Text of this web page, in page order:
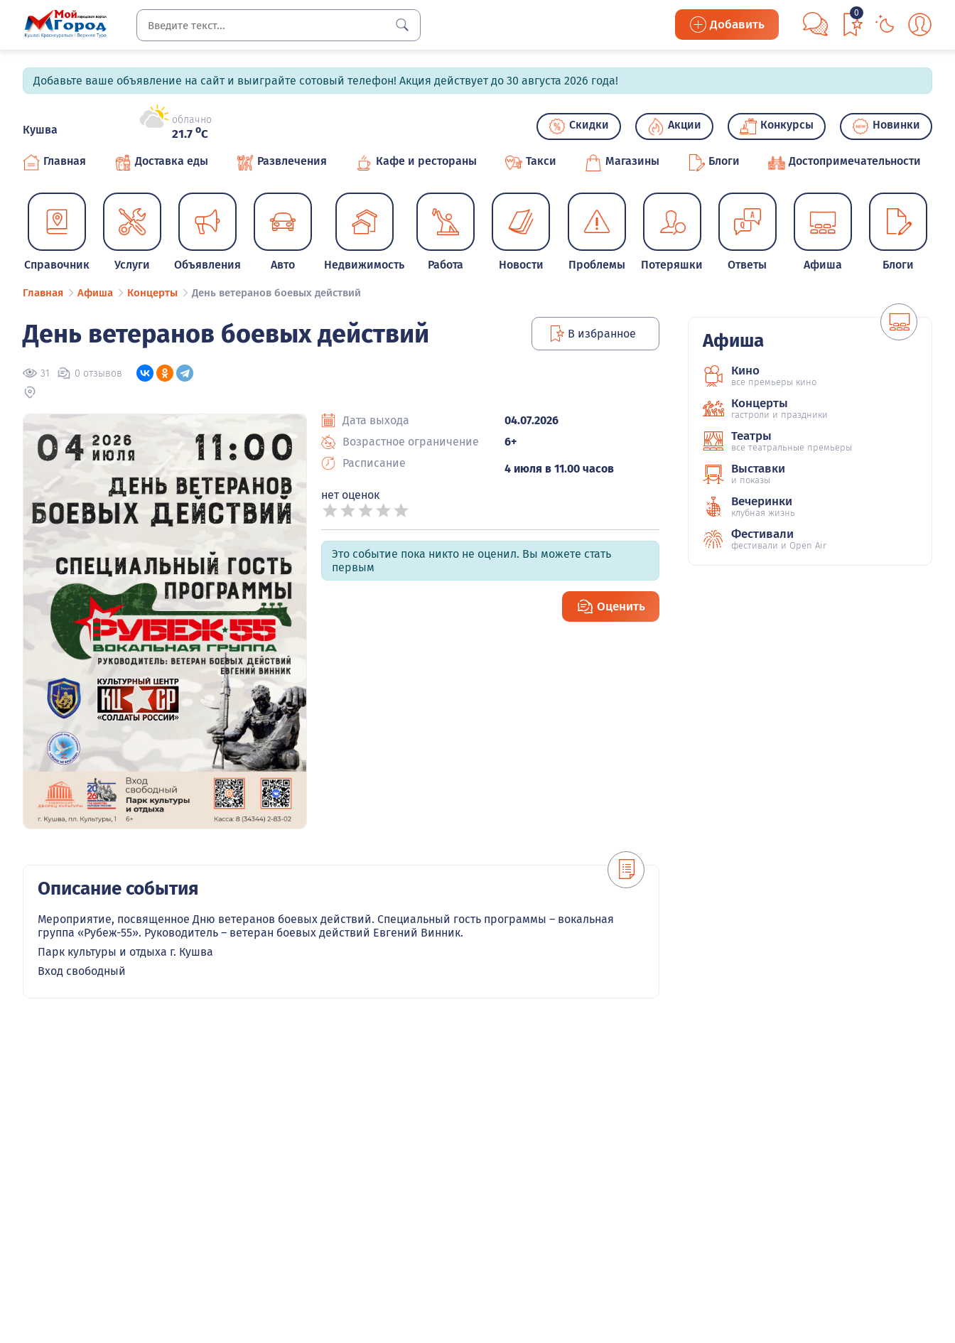
Добавить
0
Добавьте ваше объявление на сайт и выиграйте сотовый телефон! Акция действует до 30 августа 2026 года!
Кушва
облачно
21.7 oC
Скидки Акции Конкурсы Новинки
Главная Доставка еды Развлечения Кафе и рестораны Такси Магазины Блоги Достопримечательности
Справочник Услуги Объявления Авто Недвижимость Работа Новости Проблемы Потеряшки Ответы Афиша Блоги
Главная Афиша Концерты День ветеранов боевых действий
День ветеранов боевых действий В избранное
31 0 отзывов
Дата выхода
04.07.2026
Возрастное ограничение
6+
Расписание
4 июля в 11.00 часов
нет оценок
Это событие пока никто не оценил. Вы можете стать
первым
Оценить
Описание события
Мероприятие, посвященное Дню ветеранов боевых действий. Специальный гость программы – вокальная
группа «Рубеж-55». Руководитель – ветеран боевых действий Евгений Винник.
Парк культуры и отдыха г. Кушва
Вход свободный
Афиша
Кино
все премьеры кино
Концерты
гастроли и праздники
Театры
все театральные премьеры
Выставки
и показы
Вечеринки
клубная жизнь
Фестивали
фестивали и Open Air